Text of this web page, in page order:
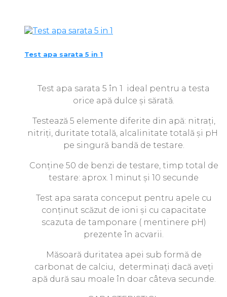
Test apa sarata 5 in 1
Test apa sarata 5 în 1 ideal pentru a testa
orice apă dulce și sărată.
Testează 5 elemente diferite din apă: nitrați,
nitriți, duritate totală, alcalinitate totală și pH
pe singură bandă de testare.
Conține 50 de benzi de testare, timp total de
testare: aprox. 1 minut și 10 secunde
Test apa sarata conceput pentru apele cu
conținut scăzut de ioni și cu capacitate
scazuta de tamponare ( mentinere pH)
prezente în acvarii.
Măsoară duritatea apei sub formă de
carbonat de calciu, determinați dacă aveți
apă dură sau moale în doar câteva secunde.